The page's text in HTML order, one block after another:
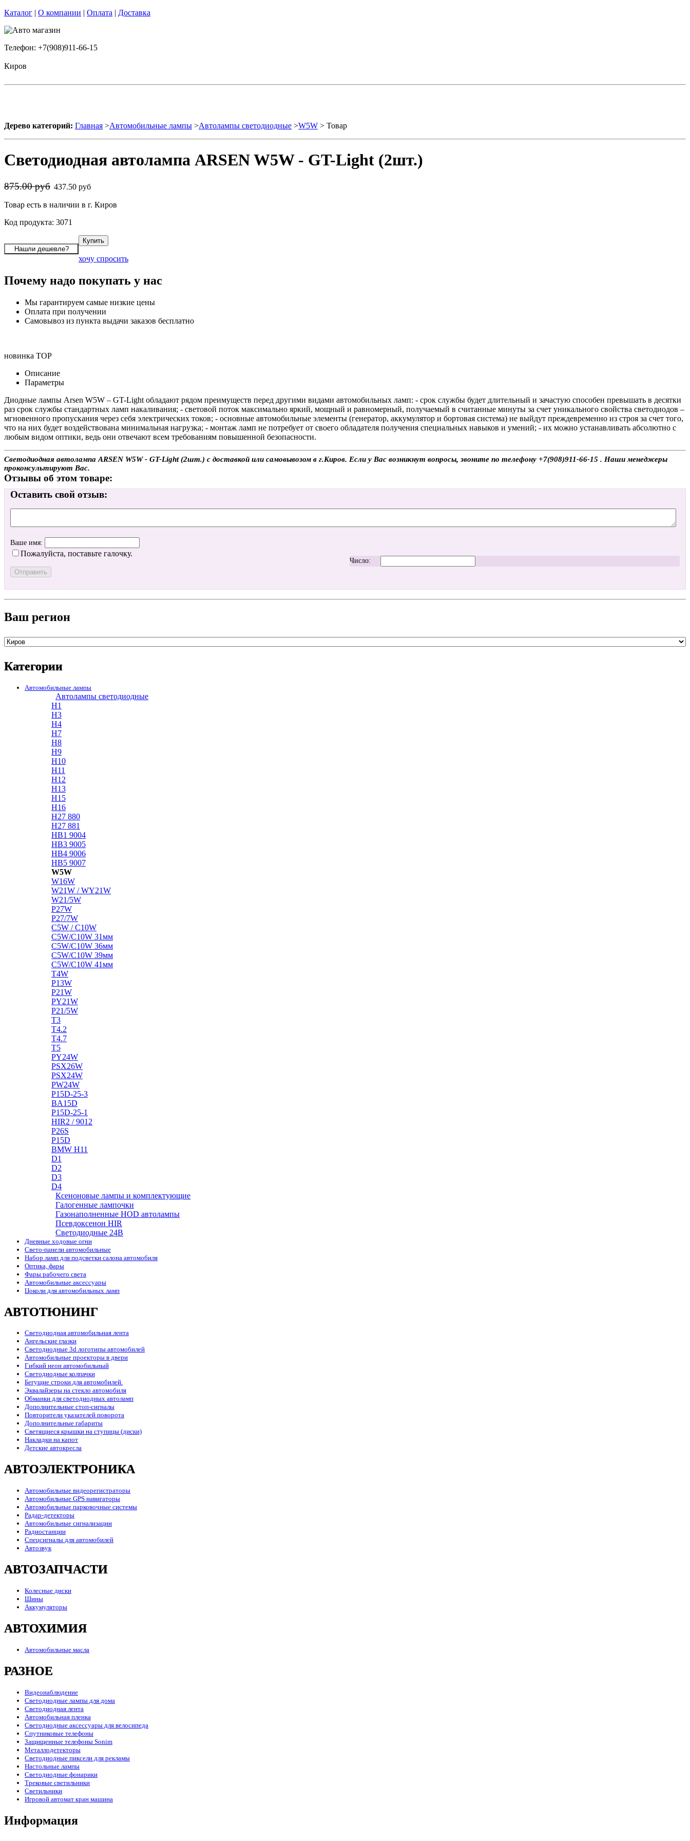
Каталог | О компании | Оплата | Доставка
Телефон: +7(908)911-66-15
Киров
Дерево категорий: Главная >Автомобильные лампы >Автолампы светодиодные >W5W > Товар
Светодиодная автолампа ARSEN W5W - GT-Light (2шт.)
875.00 руб 437.50 руб
Товар есть в наличии в г. Киров
Код продукта: 3071
хочу спросить
Почему надо покупать у нас
Мы гарантируем самые низкие цены
Оплата при получении
Самовывоз из пункта выдачи заказов бесплатно
новинка TOP
Описание
Параметры
Диодные лампы Arsen W5W – GT-Light обладают рядом преимуществ перед другими видами автомобильных ламп: - срок службы будет длительный и зачастую способен превышать в десятки
раз срок службы стандартных ламп накаливания; - световой поток максимально яркий, мощный и равномерный, получаемый в считанные минуты за счет уникального свойства светодиодов –
мгновенного пропускания через себя электрических токов; - основные автомобильные элементы (генератор, аккумулятор и бортовая система) не выйдут преждевременно из строя за счет того,
что на них будет воздействована минимальная нагрузка; - монтаж ламп не потребует от своего обладателя получения специальных навыков и умений; - их можно устанавливать абсолютно с
любым видом оптики, ведь они отвечают всем требованиям повышенной безопасности.
Светодиодная автолампа ARSEN W5W - GT-Light (2шт.) с доставкой или самовывозом в г.Киров. Если у Вас возникнут вопросы, звоните по телефону +7(908)911-66-15 . Наши менеджеры
проконсультируют Вас.
Отзывы об этом товаре:
Оставить свой отзыв:
Ваше имя:
Пожалуйста, поставьте галочку.
Число:
Ваш регион
Категории
Автомобильные лампы
Автолампы светодиодные
H1
H3
H4
H7
H8
H9
H10
H11
H12
H13
H15
H16
H27 880
H27 881
HB1 9004
HB3 9005
HB4 9006
HB5 9007
W5W
W16W
W21W / WY21W
W21/5W
P27W
P27/7W
C5W / C10W
C5W/C10W 31мм
C5W/C10W 36мм
C5W/C10W 39мм
C5W/C10W 41мм
T4W
P13W
P21W
PY21W
P21/5W
T3
T4.2
T4.7
T5
PY24W
PSX26W
PSX24W
PW24W
P15D-25-3
BA15D
P15D-25-1
HIR2 / 9012
P26S
P15D
BMW H11
D1
D2
D3
D4
Ксеноновые лампы и комплектующие
Галогенные лампочки
Газонаполненные HOD автолампы
Псевдоксенон HIR
Cветодиодные 24B
Дневные ходовые огни
Свето-панели автомобильные
Набор ламп для подсветки салона автомобиля
Оптика, фары
Фары рабочего света
Автомобильные аксессуары
Цоколи для автомобильных ламп
АВТОТЮНИНГ
Светодиодная автомобильная лента
Ангельские глазки
Светодиодные 3d логотипы автомобилей
Автомобильные проекторы в двери
Гибкий неон автомобильный
Светодиодные колпачки
Бегущие строки для автомобилей.
Эквалайзеры на стекло автомобиля
Обманки для светодиодных автоламп
Дополнительные стоп-сигналы
Повторители указателей поворота
Дополнительные габариты
Светящиеся крышки на ступицы (диски)
Накладки на капот
Детские автокресла
АВТОЭЛЕКТРОНИКА
Автомобильные видеорегистраторы
Автомобильные GPS навигаторы
Автомобильные парковочные системы
Радар-детекторы
Автомобильные сигнализации
Радиостанции
Спецсигналы для автомобилей
Автозвук
АВТОЗАПЧАСТИ
Колесные диски
Шины
Аккумуляторы
АВТОХИМИЯ
Автомобильные масла
РАЗНОЕ
Видеонаблюдение
Светодиодные лампы для дома
Светодиодная лента
Автомобильная пленка
Светодиодные аксессуары для велосипеда
Спутниковые телефоны
Защищенные телефоны Sonim
Металлодетекторы
Светодиодные пиксели для рекламы
Настольные лампы
Светодиодные фонарики
Трековые светильники
Светильники
Игровой автомат кран машина
Информация